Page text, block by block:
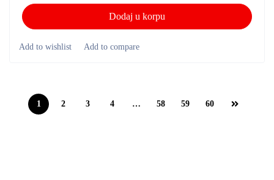
Dodaj u korpu
1 2 3 4 … 58 59 60